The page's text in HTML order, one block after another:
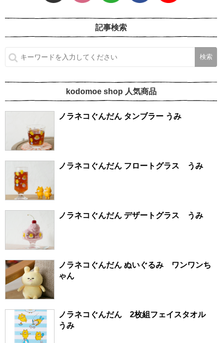
記事検索
kodomoe shop 人気商品
ノラネコぐんだん タンブラー うみ
ノラネコぐんだん フロートグラス うみ
ノラネコぐんだん デザートグラス うみ
ノラネコぐんだん ぬいぐるみ ワンワンち
ゃん
ノラネコぐんだん 2枚組フェイスタオル
うみ